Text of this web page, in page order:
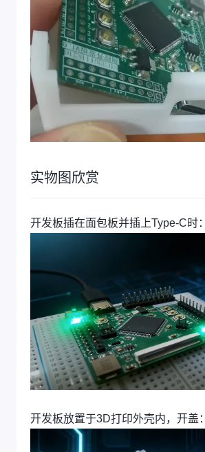
实物图欣赏
开发板插在面包板并插上Type-C时：
开发板放置于3D打印外壳内，开盖：